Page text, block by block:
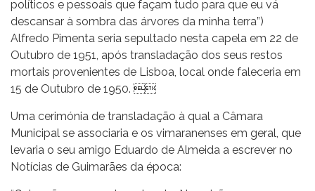
políticos e pessoais que façam tudo para que eu vá
descansar à sombra das árvores da minha terra”)
Alfredo Pimenta seria sepultado nesta capela em 22 de
Outubro de 1951, após transladação dos seus restos
mortais provenientes de Lisboa, local onde faleceria em
15 de Outubro de 1950. 
Uma cerimónia de transladação à qual a Câmara
Municipal se associaria e os vimaranenses em geral, que
levaria o seu amigo Eduardo de Almeida a escrever no
Notícias de Guimarães da época: